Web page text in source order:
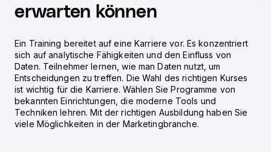
erwarten können
Ein Training bereitet auf eine Karriere vor. Es konzentriert
sich auf analytische Fähigkeiten und den Einfluss von
Daten. Teilnehmer lernen, wie man Daten nutzt, um
Entscheidungen zu treffen. Die Wahl des richtigen Kurses
ist wichtig für die Karriere. Wählen Sie Programme von
bekannten Einrichtungen, die moderne Tools und
Techniken lehren. Mit der richtigen Ausbildung haben Sie
viele Möglichkeiten in der Marketingbranche.